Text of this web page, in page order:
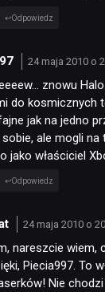
Odpowiedz
24 maja 2010 o
znowu
do kosmicznych
jak na jedno
ale mogli
jako właściciel
Odpowiedz
24 maja 2010 o
nareszcie wiem,
Piecia997. To
Nie